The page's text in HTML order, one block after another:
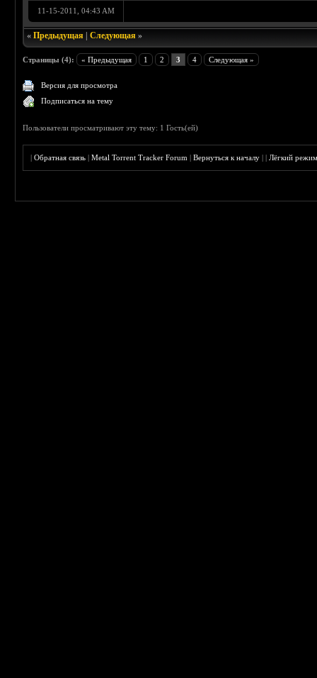
11-15-2011, 04:43 AM
«Предыдущая |Следующая »
Страницы (4): « Предыдущая 1 2 3 4 Следующая »
Версия для просмотра
Подписаться на тему
Пользователи просматривают эту тему: 1 Гость(ей)
|Обратная связь |Metal Torrent Tracker Forum |Вернуться к началу ||Лёгкий